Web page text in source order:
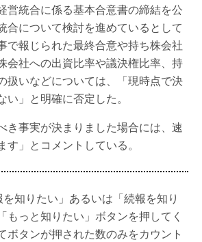
営統合に係る基本合意書の締結を公
合について検討を進めているとして
で報じられた最終合意や持ち株会社
会社への出資比率や議決権比率、持
扱いなどについては、「現時点で決
い」と明確に否定した。
き事実が決まりました場合には、速
」とコメントしている。
知りたい」あるいは「続報を知り
もっと知りたい」ボタンを押してく
ボタンが押された数のみをカウント